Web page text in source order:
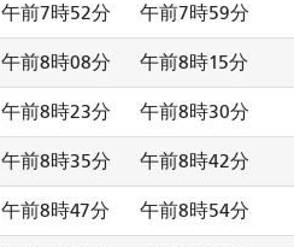
午前7時52分 午前7時59分
午前8時08分 午前8時15分
午前8時23分 午前8時30分
午前8時35分 午前8時42分
午前8時47分 午前8時54分